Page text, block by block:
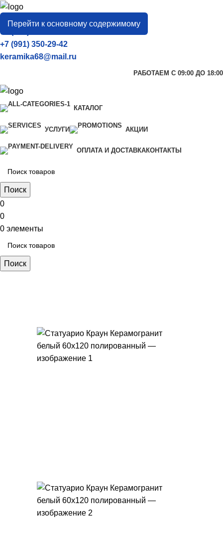
Перейти к основному содержимому
город
Тамбов
+7 (906) 657-33-54
+7 (991) 350-29-42
keramika68@mail.ru
РАБОТАЕМ С 09:00 ДО 18:00
КАТАЛОГ
УСЛУГИ АКЦИИ
ОПЛАТА И ДОСТАВКАКОНТАКТЫ
Поиск
0
0
0 элементы
Поиск